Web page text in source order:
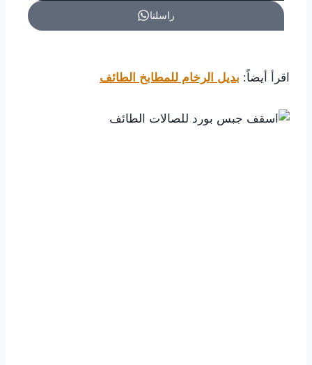
راسلنا
اقرأ أيضاً: بديل الرخام للمطابخ الطائف